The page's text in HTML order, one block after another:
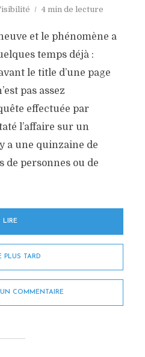
4 min de lecture
et le phénomène a
temps déjà :
le title d’une page
pas assez
effectuée par
l’affaire sur un
a une quinzaine de
de personnes ou de
LIRE
PLUS TARD
COMMENTAIRE